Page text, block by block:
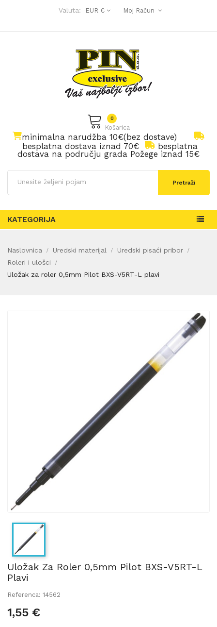
Valuta: EUR € Moj Račun
Košarica
0
minimalna narudžba 10€(bez dostave)
besplatna dostava iznad 70€
besplatna
dostava na području grada Požege iznad 15€
Pretraži
KATEGORIJA
Naslovnica Uredski materijal
Uredski pisaći pribor
Roleri i ulošci
Uložak za roler 0,5mm Pilot BXS-V5RT-L plavi
Uložak Za Roler 0,5mm Pilot BXS-V5RT-L
Plavi
Referenca: 14562
1,55 €